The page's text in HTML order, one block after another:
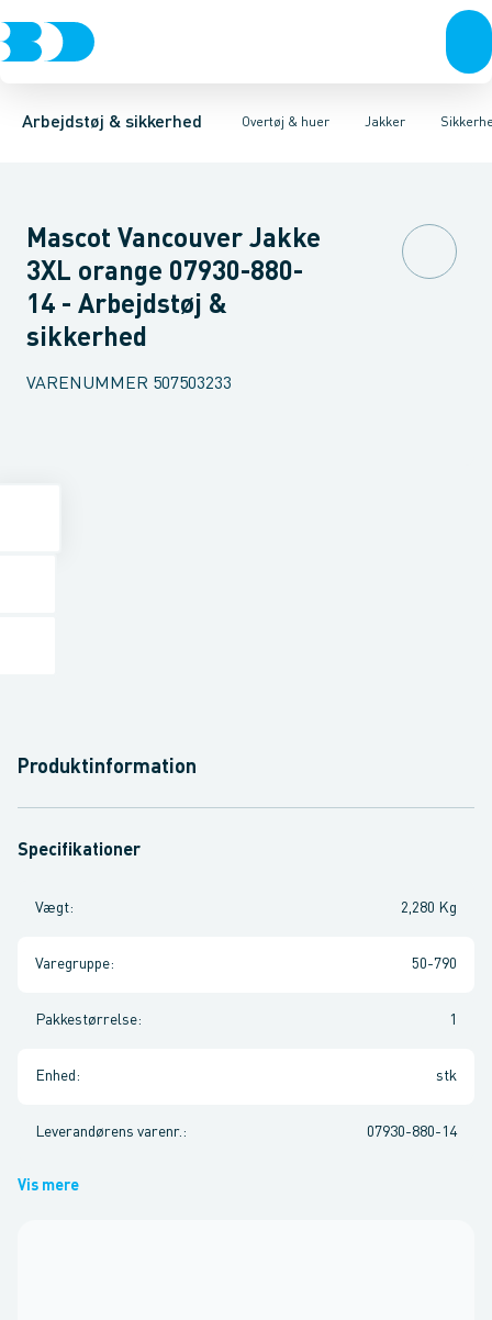
Arbejdstøj & sikkerhed Overtøj & huer
Trøjer & t-shirtsBukser Overtøj & huerUndertøj & sokkerSko
Jakker
JakkerKedeldragter & OverallsRegntøjVeste Huer & Tilbehør
Fleece & Fiberpelsjakker Softshelljakker Uforede jakker
Mascot Vancouver Jakke
3XL orange 07930-880-
14 - Arbejdstøj &
sikkerhed
VARENUMMER 507503233
Produktinformation
Specifikationer
Vægt: 2,280 Kg
Varegruppe: 50-790
Pakkestørrelse: 1
Enhed : stk
Leverandørens varenr. : 07930-880-14
Vis mere